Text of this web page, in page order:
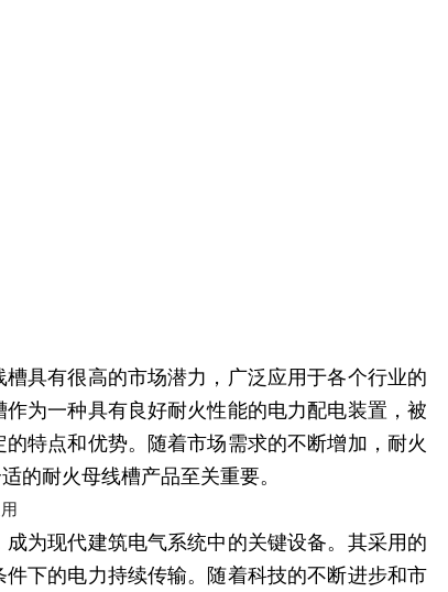
具有很高的市场潜力，广泛应用于各个行业的
为一种具有良好耐火性能的电力配电装置，被
特点和优势。随着市场需求的不断增加，耐火
的耐火母线槽产品至关重要。
为现代建筑电气系统中的关键设备。其采用的
下的电力持续传输。随着科技的不断进步和市